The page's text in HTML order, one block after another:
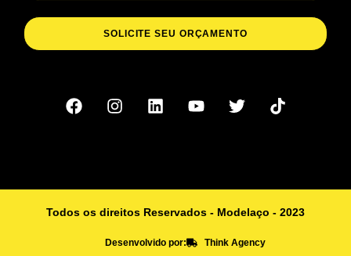
SOLICITE SEU ORÇAMENTO
Todos os direitos Reservados - Modelaço - 2023
Desenvolvido por: Think Agency